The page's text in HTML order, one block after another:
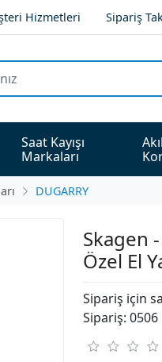
Hizmetleri Sipariş
Saat Kayışı
Markaları
DUGARRY
Skagen
Özel El
Sipariş için
Sipariş: 0506